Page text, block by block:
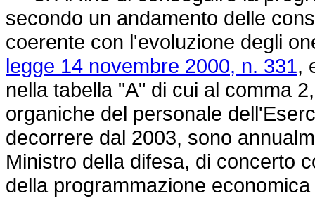
secondo un andamento delle
coerente con l'evoluzione degli
legge 14 novembre 2000, n. 331,
nella tabella "A" di cui al comma
organiche del personale
decorrere dal 2003, sono
Ministro della difesa, di concerto
della programmazione